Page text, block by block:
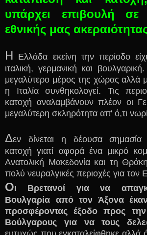
υπάρχει επιβουλή
εθνικής μας
Η Ελλάδα εκείνη την περίοδο
ιταλική, γερμανική και
μεγαλύτερο μέρος της χώρας αλλά
η Ιταλία συνθηκολογεί. Τις
κατοχή αναλαμβάνουν πλέον οι
μεγαλύτερη σκληρότητα απ' ό,τι
Δεν δίνεται η δέουσα σημασία
κατοχή γιατί αφορά ένα μικρό
Ανατολική Μακεδονία και τη
πολύ νευραλγικές περιοχές για τον
Οι Βρετανοί για να
Βουλγαρία από τον Άξονα
προσφέροντας έξοδο προς
Βούλγαρους για να τους